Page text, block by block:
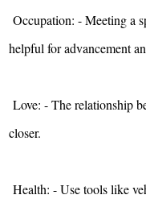
Occupation: - Meeting a
helpful for advancement
Love: - The relationship
closer.
Health: - Use tools like